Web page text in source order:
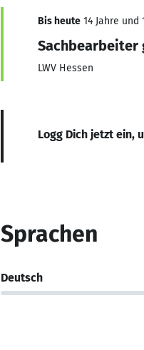
Bis heute 14 Jahre und
Sachbearbeiter
LWV Hessen
Logg Dich jetzt ein,
Sprachen
Deutsch